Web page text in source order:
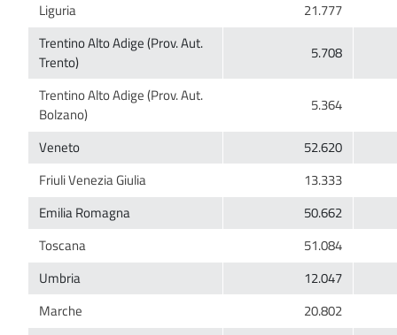
Trentino Alto Adige (Prov. Aut.
Trentino Alto Adige (Prov. Aut.